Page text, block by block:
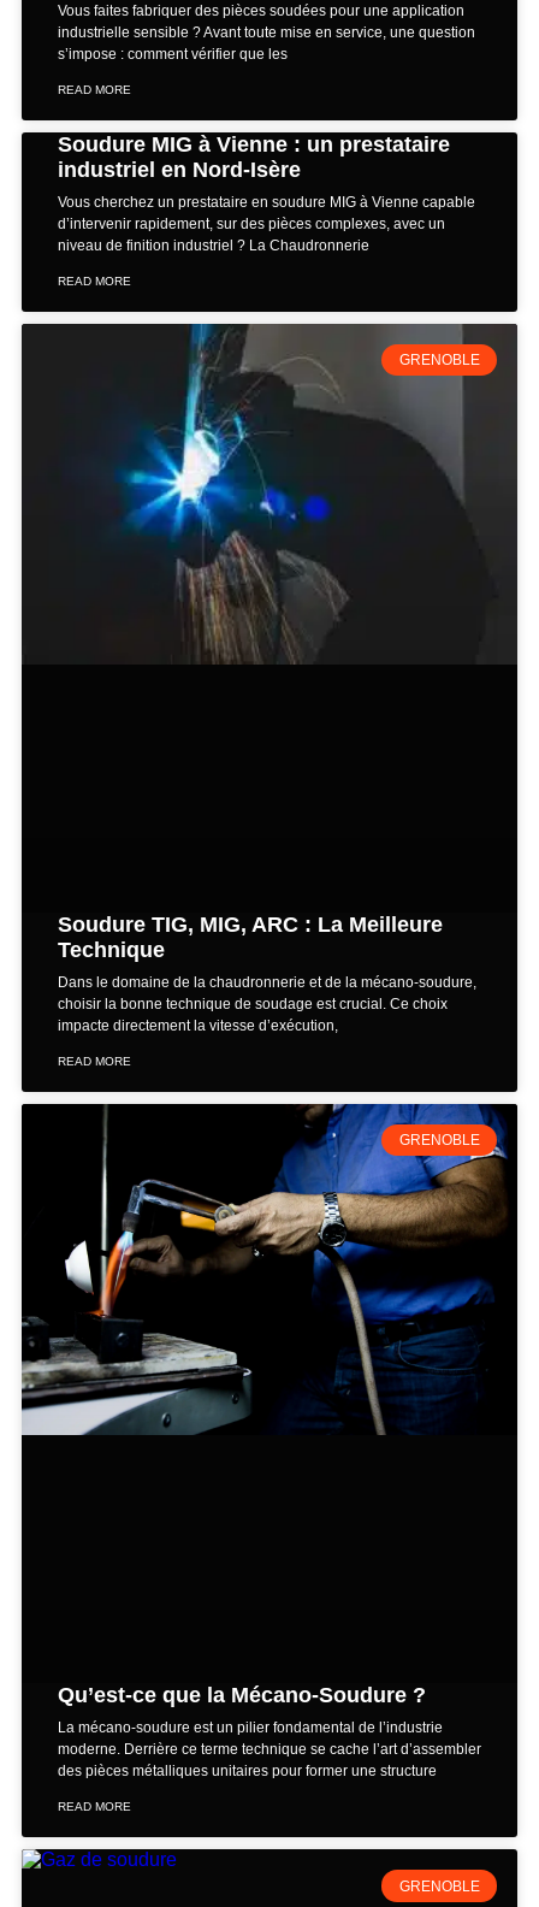
Vous faites fabriquer des pièces soudées pour une application
industrielle sensible ? Avant toute mise en service, une question
s’impose : comment vérifier que les
READ MORE
Soudure MIG à Vienne : un prestataire
industriel en Nord-Isère
Vous cherchez un prestataire en soudure MIG à Vienne capable
d’intervenir rapidement, sur des pièces complexes, avec un
niveau de finition industriel ? La Chaudronnerie
READ MORE
GRENOBLE
Soudure TIG, MIG, ARC : La Meilleure
Technique
Dans le domaine de la chaudronnerie et de la mécano-soudure,
choisir la bonne technique de soudage est crucial. Ce choix
impacte directement la vitesse d’exécution,
READ MORE
GRENOBLE
Qu’est-ce que la Mécano-Soudure ?
La mécano-soudure est un pilier fondamental de l’industrie
moderne. Derrière ce terme technique se cache l’art d’assembler
des pièces métalliques unitaires pour former une structure
READ MORE
GRENOBLE